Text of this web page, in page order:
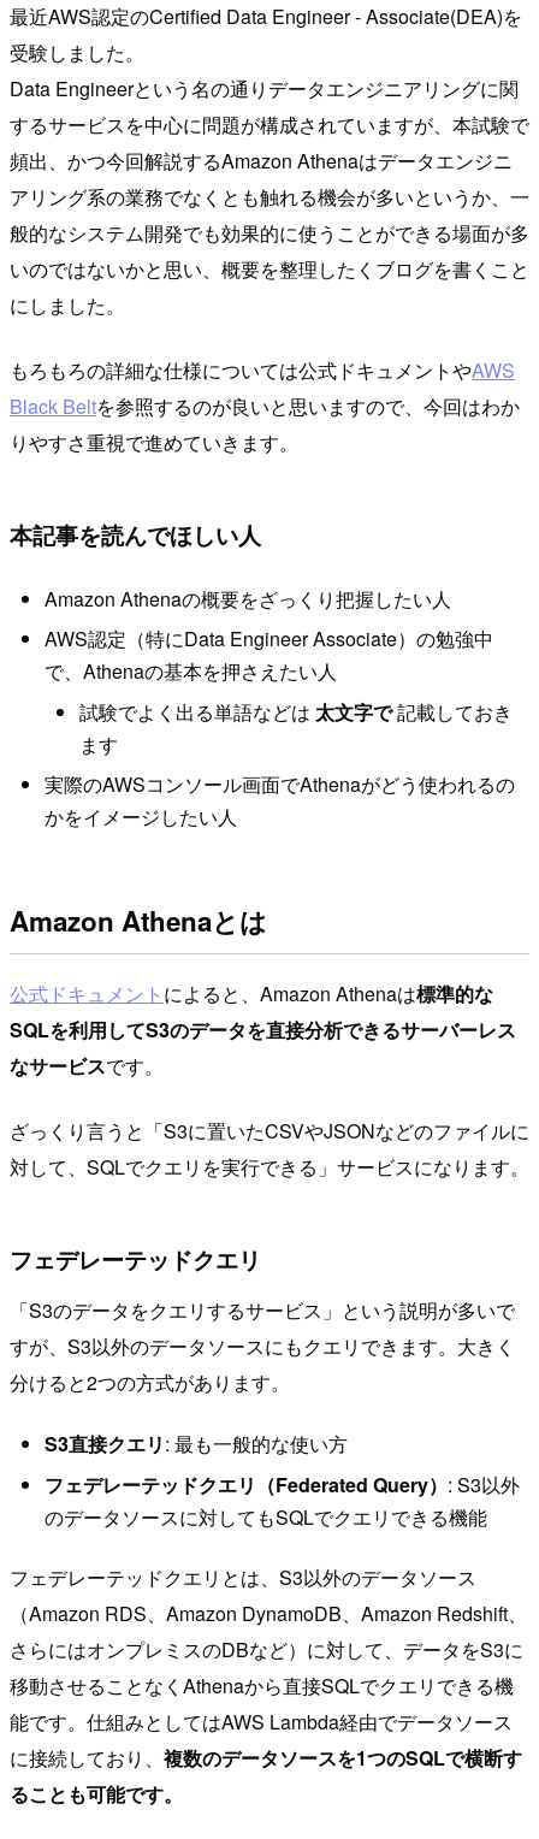
最近AWS認定のCertified Data Engineer - Associate(DEA)を
受験しました。
Data Engineerという名の通りデータエンジニアリングに関
するサービスを中心に問題が構成されていますが、本試験で
頻出、かつ今回解説するAmazon Athenaはデータエンジニ
アリング系の業務でなくとも触れる機会が多いというか、一
般的なシステム開発でも効果的に使うことができる場面が多
いのではないかと思い、概要を整理したくブログを書くこと
にしました。
もろもろの詳細な仕様については公式ドキュメントやAWS
Black Beltを参照するのが良いと思いますので、今回はわか
りやすさ重視で進めていきます。
本記事を読んでほしい人
Amazon Athenaの概要をざっくり把握したい人
AWS認定（特にData Engineer Associate）の勉強中
で、Athenaの基本を押さえたい人
試験でよく出る単語などは 太文字で記載しておき
ます
実際のAWSコンソール画面でAthenaがどう使われるの
かをイメージしたい人
Amazon Athenaとは
公式ドキュメント によると、Amazon Athenaは標準的な
SQLを利用してS3のデータを直接分析できるサーバーレス
なサービスです。
ざっくり言うと「S3に置いたCSVやJSONなどのファイルに
対して、SQLでクエリを実行できる」サービスになります。
フェデレーテッドクエリ
「S3のデータをクエリするサービス」という説明が多いで
すが、S3以外のデータソースにもクエリできます。大きく
分けると2つの方式があります。
S3直接クエリ: 最も一般的な使い方
フェデレーテッドクエリ（Federated Query） : S3以外
のデータソースに対してもSQLでクエリできる機能
フェデレーテッドクエリとは、S3以外のデータソース
（Amazon RDS、Amazon DynamoDB、Amazon Redshift、
さらにはオンプレミスのDBなど）に対して、データをS3に
移動させることなくAthenaから直接SQLでクエリできる機
能です。仕組みとしてはAWS Lambda経由でデータソース
に接続しており、 複数のデータソースを1つのSQLで横断す
ることも可能です。